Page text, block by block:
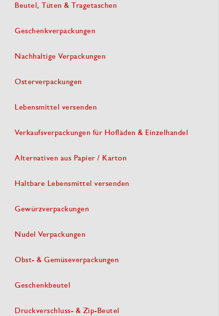
Beutel, Tüten & Tragetaschen
Geschenkverpackungen
Nachhaltige Verpackungen
Osterverpackungen
Lebensmittel versenden
Verkaufsverpackungen für Hofläden & Einzelhandel
Alternativen aus Papier / Karton
Haltbare Lebensmittel versenden
Gewürzverpackungen
Nudel Verpackungen
Obst- & Gemüseverpackungen
Geschenkbeutel
Druckverschluss- & Zip-Beutel